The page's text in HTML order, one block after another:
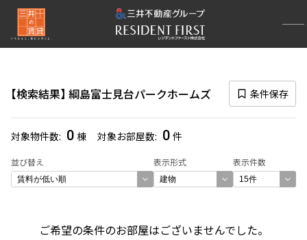
検索結果 綱島富士見台パークホームズ 条件保存
対象物件数 0 棟 対象お部屋数 0 件
並び替え 表示形式 表示件数
再検索ナビゲーション
賃料
〜
管理費/共益費含む
礼金なし
敷金なし
ご希望の条件のお部屋はございませんでした。